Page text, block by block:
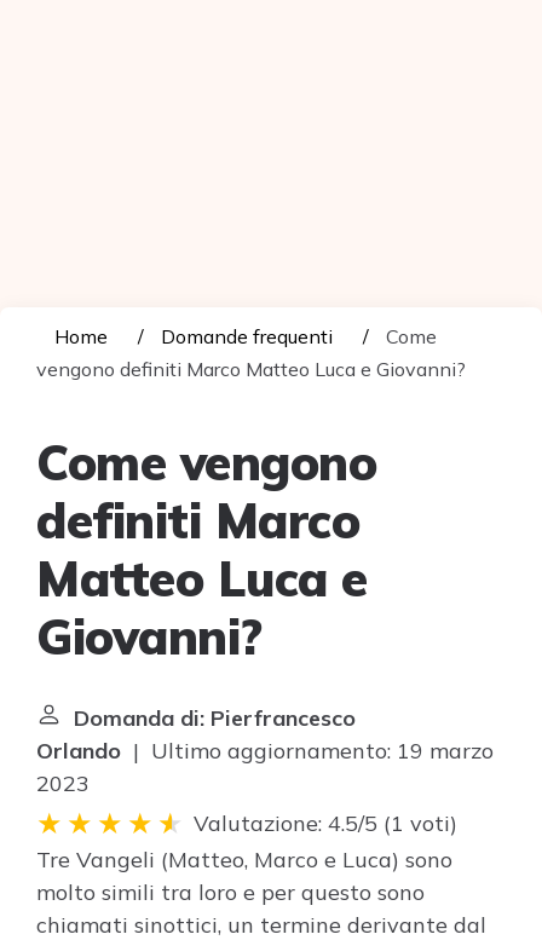
Home Domande frequenti
Come
vengono definiti Marco Matteo Luca e Giovanni?
Come vengono
definiti Marco
Matteo Luca e
Giovanni?
Domanda di: Pierfrancesco
Orlando | Ultimo aggiornamento: 19 marzo
2023
Valutazione: 4.5/5 (1 voti)
Tre Vangeli (Matteo, Marco e Luca) sono
molto simili tra loro e per questo sono
chiamati sinottici, un termine derivante dal